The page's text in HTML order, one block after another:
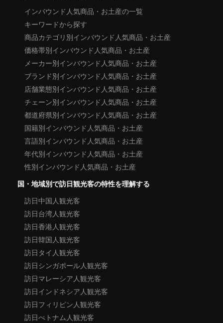
インバウンド人気商品・お土産の一覧
キーワードから探す
商品カテゴリ別インバウンド人気商品・お土産
価格帯別インバウンド人気商品・お土産
メーカー別インバウンド人気商品・お土産
ブランド別インバウンド人気商品・お土産
店舗業態別インバウンド人気商品・お土産
チェーン別インバウンド人気商品・お土産
都道府県別インバウンド人気商品・お土産
国籍別インバウンド人気商品・お土産
言語別インバウンド人気商品・お土産
年代別インバウンド人気商品・お土産
性別インバウンド人気商品・お土産
国・地域別で訪日観光客の特性を理解する
訪日中国人観光客
訪日台湾人観光客
訪日香港人観光客
訪日韓国人観光客
訪日タイ人観光客
訪日シンガポール人観光客
訪日マレーシア人観光客
訪日インドネシア人観光客
訪日フィリピン人観光客
訪日べトナム人観光客